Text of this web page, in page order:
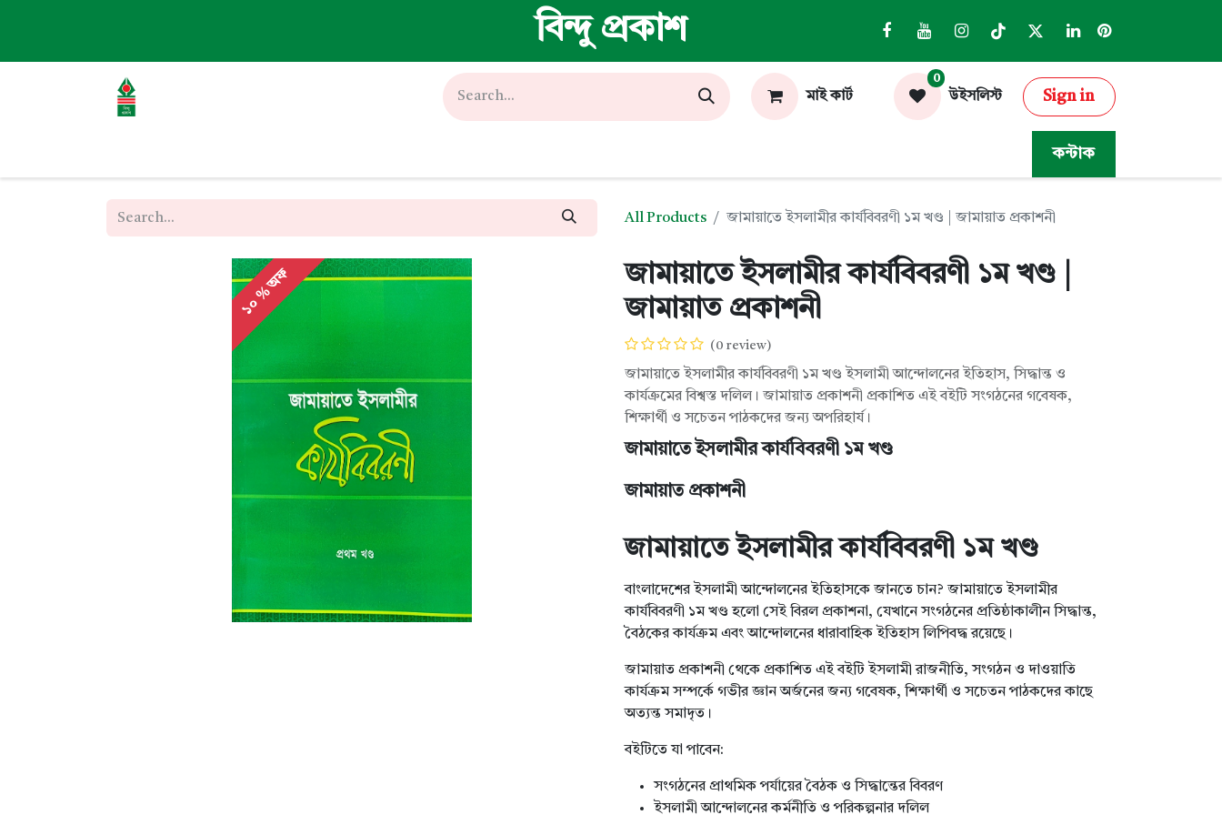
বিন্দু প্রকাশ
মাই কার্ট
0
উইসলিস্ট Sign in
কন্টাক
All Products জামায়াতে ইসলামীর কার্যবিবরণী ১ম খণ্ড | জামায়াত প্রকাশনী
১০ % অফ
জামায়াতে ইসলামীর কার্যবিবরণী ১ম খণ্ড |
জামায়াত প্রকাশনী
(0 review)
জামায়াতে ইসলামীর কার্যবিবরণী ১ম খণ্ড ইসলামী আন্দোলনের ইতিহাস, সিদ্ধান্ত ও
কার্যক্রমের বিশ্বস্ত দলিল। জামায়াত প্রকাশনী প্রকাশিত এই বইটি সংগঠনের গবেষক,
শিক্ষার্থী ও সচেতন পাঠকদের জন্য অপরিহার্য।
জামায়াতে ইসলামীর কার্যবিবরণী ১ম খণ্ড
জামায়াত প্রকাশনী
জামায়াতে ইসলামীর কার্যবিবরণী ১ম খণ্ড
বাংলাদেশের ইসলামী আন্দোলনের ইতিহাসকে জানতে চান? জামায়াতে ইসলামীর
কার্যবিবরণী ১ম খণ্ড হলো সেই বিরল প্রকাশনা, যেখানে সংগঠনের প্রতিষ্ঠাকালীন সিদ্ধান্ত,
বৈঠকের কার্যক্রম এবং আন্দোলনের ধারাবাহিক ইতিহাস লিপিবদ্ধ রয়েছে।
জামায়াত প্রকাশনী থেকে প্রকাশিত এই বইটি ইসলামী রাজনীতি, সংগঠন ও দাওয়াতি
কার্যক্রম সম্পর্কে গভীর জ্ঞান অর্জনের জন্য গবেষক, শিক্ষার্থী ও সচেতন পাঠকদের কাছে
অত্যন্ত সমাদৃত।
বইটিতে যা পাবেন:
সংগঠনের প্রাথমিক পর্যায়ের বৈঠক ও সিদ্ধান্তের বিবরণ
ইসলামী আন্দোলনের কর্মনীতি ও পরিকল্পনার দলিল